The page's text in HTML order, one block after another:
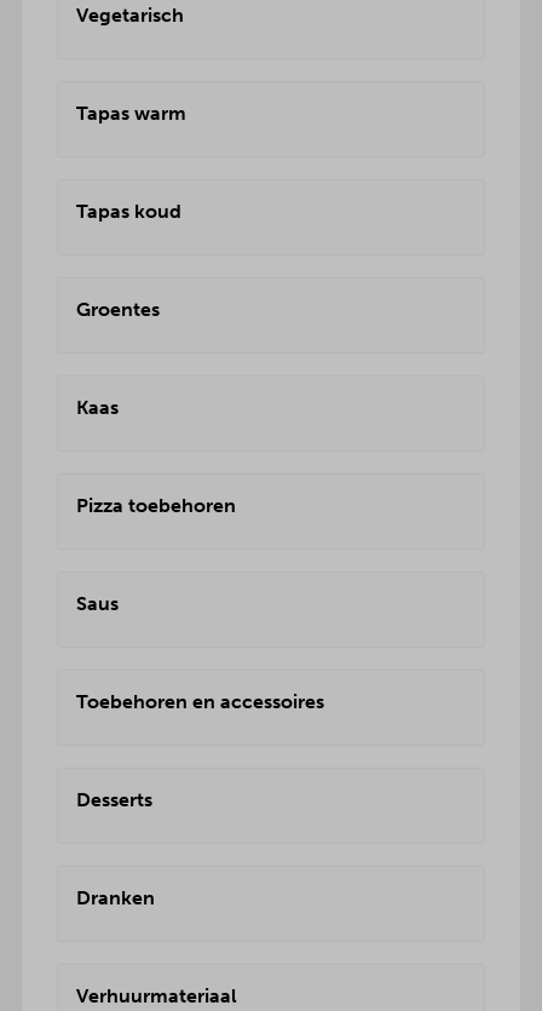
Vegetarisch
Tapas warm
Tapas koud
Groentes
Kaas
Pizza toebehoren
Saus
Toebehoren en accessoires
Desserts
Dranken
Verhuurmateriaal